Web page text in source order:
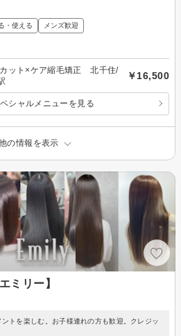
・使える メンズ歓迎
カット×ケア縮毛矯正 北千住/
￥16,500
シャルメニューを見る
の情報を表示
ミリー】
トを楽しむ。お子様連れの方も歓迎。クレジッ